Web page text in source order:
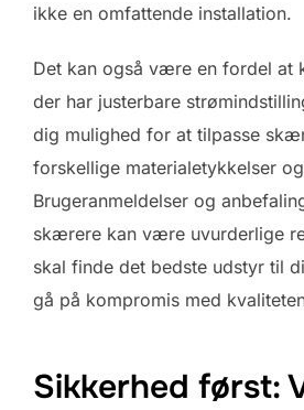
ikke en omfattende installation.
Det kan også være en fordel at
der har justerbare
dig mulighed for at tilpasse
forskellige materialetykkelser
Brugeranmeldelser og
skærere kan være uvurderlige
skal finde det bedste udstyr til
gå på kompromis med
Sikkerhed først: